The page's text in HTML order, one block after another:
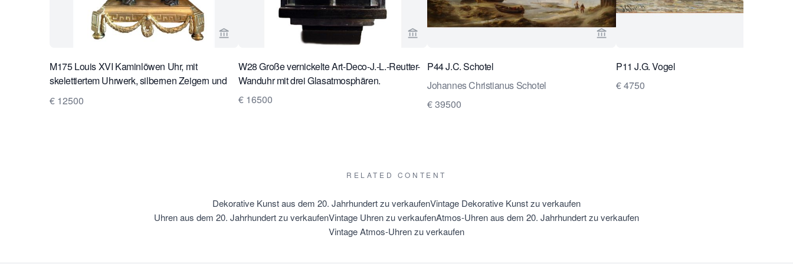
Verkaeuferseite von Van Brug Collection ansehen
M175 Louis XVI Kaminlöwen Uhr, mit
skelettiertem Uhrwerk, silbernen Zeigern und
Rahmen auf der Lünette und Schlag auf einer
silbernen Glocke
€ 12500
Verkaeuferseite von Van Brug Collection ansehen
W28 Große vernickelte Art-Deco-J.-L.-Reutter-
Wanduhr mit drei Glasatmosphären.
€ 16500
Verkaeuferseite von Van Brug Collection
P44 J.C. Schotel
Johannes Christianus Schotel
€ 39500
P11 J.G. Vogel
€ 4750
RELATED CONTENT
Dekorative Kunst aus dem 20. Jahrhundert zu verkaufenVintage Dekorative Kunst zu verkaufen
Uhren aus dem 20. Jahrhundert zu verkaufenVintage Uhren zu verkaufenAtmos-Uhren aus dem 20. Jahrhundert zu verkaufen
Vintage Atmos-Uhren zu verkaufen